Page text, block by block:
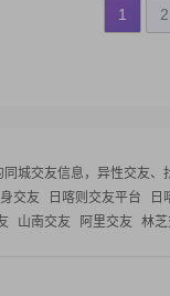
1 2
同城交友信息，异性交友
交友 日喀则交友平台 日
山南交友 阿里交友 林芝